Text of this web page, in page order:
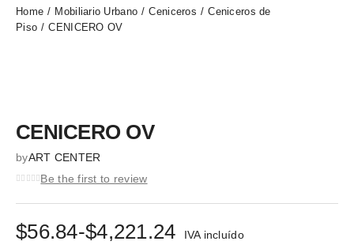
Home Mobiliario Urbano Ceniceros
Ceniceros de
Piso
CENICERO OV
CENICERO OV
byART CENTER
Be the first to review
$56.84-$4,221.24
Rango
IVA incluído